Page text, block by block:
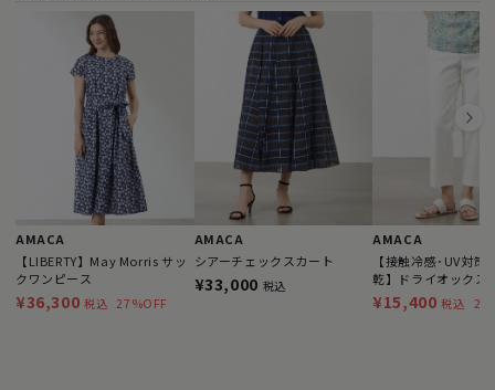
AMACA
【LIBERTY】May Morris サッ
クワンピース
¥36,300 税込 27%OFF
AMACA
シアーチェックスカート
¥33,000 税込
AMACA
【接触冷感･UV対策
乾】ドライオックス
ドパンツ
¥15,400 税込